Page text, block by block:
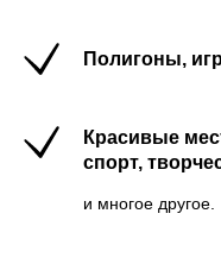
Полигоны,
Красивые
спорт,
и многое другое.